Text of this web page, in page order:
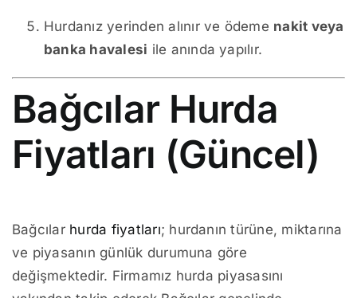
Hurdanız yerinden alınır ve ödeme nakit veya
banka havalesi ile anında yapılır.
Bağcılar Hurda
Fiyatları (Güncel)
Bağcılar hurda fiyatları; hurdanın türüne, miktarına
ve piyasanın günlük durumuna göre
değişmektedir. Firmamız hurda piyasasını